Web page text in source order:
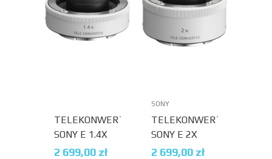
TELEKONWERTER
SONY E 1.4X
(SEL14TC)
2 699,00 zł
SONY
TELEKONWERTER
SONY E 2X
(SEL20TC)
2 699,00 zł